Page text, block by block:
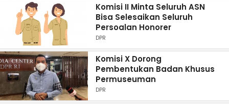
Komisi II Minta Seluruh ASN
Bisa Selesaikan Seluruh
Persoalan Honorer
DPR
Komisi X Dorong
Pembentukan Badan Khusus
Permuseuman
DPR